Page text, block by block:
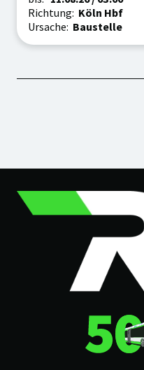
Richtung: Köln Hbf
Ursache: Baustelle